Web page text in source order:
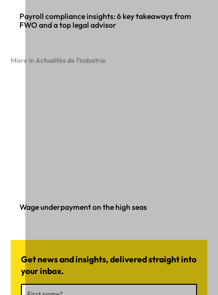
Payroll compliance insights: 6 key takeaways from
FWO and a top legal advisor
More in Actualités de l'industrie
Wage underpayment on the high seas
Get news and insights, delivered straight into
your inbox.